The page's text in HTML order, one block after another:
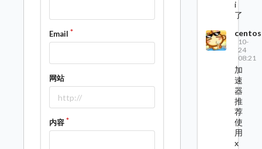
Email
网站
内容
i
了
centos
10-
24
08:21
加
速
器
推
荐
使
用
x